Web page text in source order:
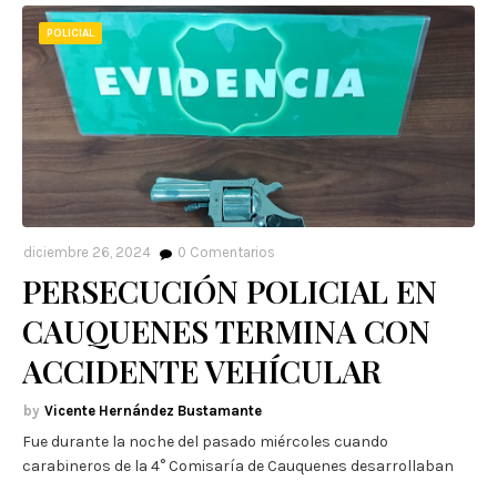
POLICIAL
diciembre 26, 2024 0 Comentarios
PERSECUCIÓN POLICIAL EN
CAUQUENES TERMINA CON
ACCIDENTE VEHÍCULAR
Vicente Hernández Bustamante
Fue durante la noche del pasado miércoles cuando
carabineros de la 4° Comisaría de Cauquenes desarrollaban